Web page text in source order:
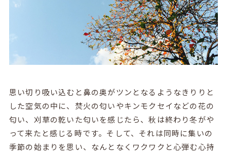
思い切り吸い込むと鼻の奥がツンとなるようなきりりと
した空気の中に、焚火の匂いやキンモクセイなどの花の
匂い、刈草の乾いた匂いを感じたら、秋は終わり冬がや
って来たと感じる時です。そして、それは同時に集いの
季節の始まりを思い、なんとなくワクワクと心弾む心持